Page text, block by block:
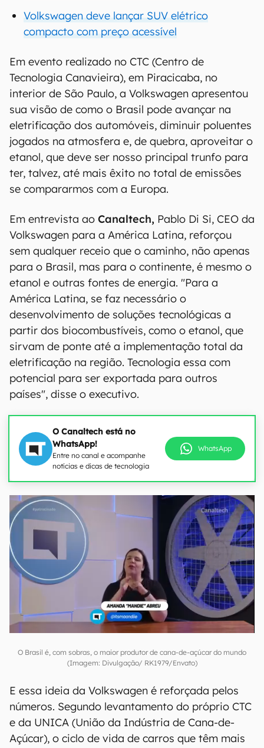
Volkswagen deve lançar SUV elétrico
compacto com preço acessível
Em evento realizado no CTC (Centro de
Tecnologia Canavieira), em Piracicaba, no
interior de São Paulo, a Volkswagen apresentou
sua visão de como o Brasil pode avançar na
eletrificação dos automóveis, diminuir poluentes
jogados na atmosfera e, de quebra, aproveitar o
etanol, que deve ser nosso principal trunfo para
ter, talvez, até mais êxito no total de emissões
se compararmos com a Europa.
Em entrevista ao Canaltech, Pablo Di Si, CEO da
Volkswagen para a América Latina, reforçou
sem qualquer receio que o caminho, não apenas
para o Brasil, mas para o continente, é mesmo o
etanol e outras fontes de energia. "Para a
América Latina, se faz necessário o
desenvolvimento de soluções tecnológicas a
partir dos biocombustíveis, como o etanol, que
sirvam de ponte até a implementação total da
eletrificação na região. Tecnologia essa com
potencial para ser exportada para outros
países", disse o executivo.
O Canaltech está no
WhatsApp!
Entre no canal e acompanhe
notícias e dicas de tecnologia
WhatsApp
O Brasil é, com sobras, o maior produtor de cana-de-açúcar do mundo
(Imagem: Divulgação/ RK1979/Envato)
E essa ideia da Volkswagen é reforçada pelos
números. Segundo levantamento do próprio CTC
e da UNICA (União da Indústria de Cana-de-
Açúcar), o ciclo de vida de carros que têm mais